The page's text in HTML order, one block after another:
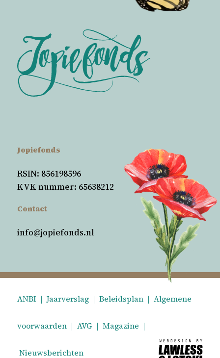
Jopiefonds
RSIN: 856198596
KVK nummer: 65638212
Contact
info@jopiefonds.nl
ANBI | Jaarverslag | Beleidsplan | Algemene
voorwaarden | AVG | Magazine |
Nieuwsberichten